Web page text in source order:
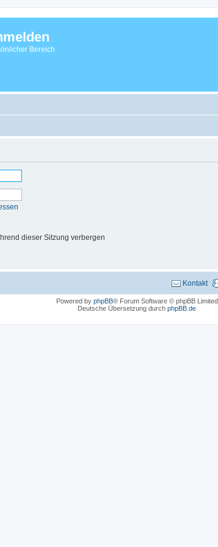
Bereich
dieser Sitzung verbergen
Kontakt
Powered by phpBB® Forum Software © phpBB Limited
Deutsche Übersetzung durch phpBB.de